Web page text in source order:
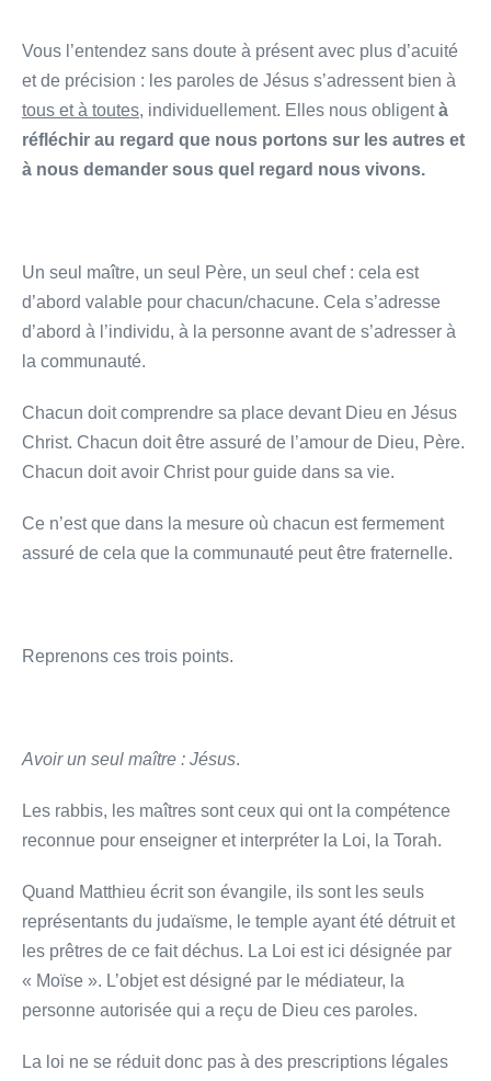
Vous l’entendez sans doute à présent avec plus d’acuité
et de précision : les paroles de Jésus s’adressent bien à
tous et à toutes, individuellement. Elles nous obligentà
réfléchir au regard que nous portons sur les autres et
à nous demander sous quel regard nous vivons.
Un seul maître, un seul Père, un seul chef : cela est
d’abord valable pour chacun/chacune. Cela s’adresse
d’abord à l’individu, à la personne avant de s’adresser à
la communauté.
Chacun doit comprendre sa place devant Dieu en Jésus
Christ. Chacun doit être assuré de l’amour de Dieu, Père.
Chacun doit avoir Christ pour guide dans sa vie.
Ce n’est que dans la mesure où chacun est fermement
assuré de cela que la communauté peut être fraternelle.
Reprenons ces trois points.
Avoir un seul maître : Jésus.
Les rabbis, les maîtres sont ceux qui ont la compétence
reconnue pour enseigner et interpréter la Loi, la Torah.
Quand Matthieu écrit son évangile, ils sont les seuls
représentants du judaïsme, le temple ayant été détruit et
les prêtres de ce fait déchus. La Loi est ici désignée par
« Moïse ». L’objet est désigné par le médiateur, la
personne autorisée qui a reçu de Dieu ces paroles.
La loi ne se réduit donc pas à des prescriptions légales